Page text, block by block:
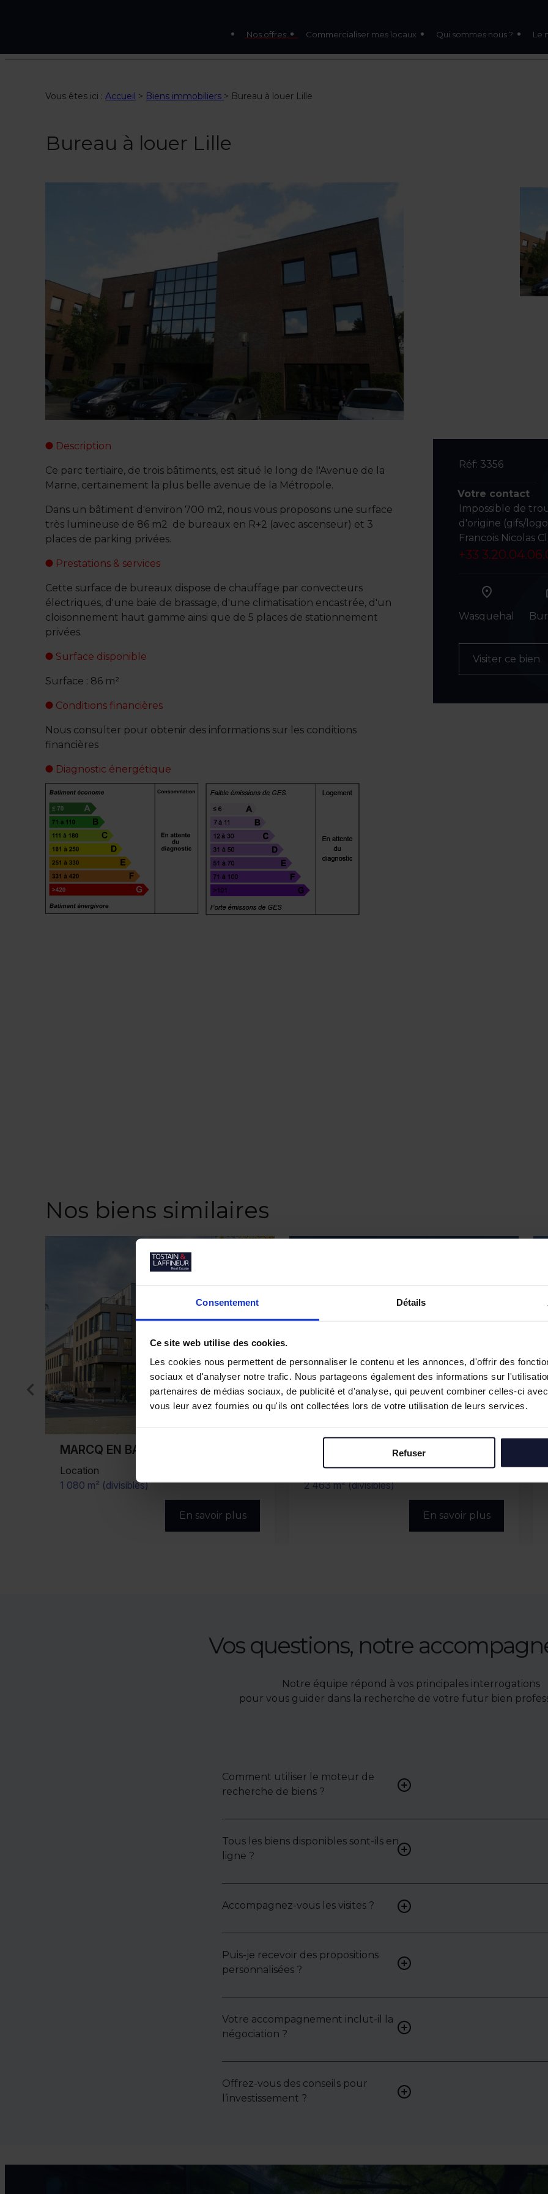
Consentement Détails
Ce site web utilise des cookies.
Les cookies nous permettent de personnaliser le contenu et les annonces, d'offrir des
sociaux et d'analyser notre trafic. Nous partageons également des informations sur
partenaires de médias sociaux, de publicité et d'analyse, qui peuvent combiner celles-ci
vous leur avez fournies ou qu'ils ont collectées lors de votre utilisation de leurs services.
Refuser
Nos offres Commercialiser mes locaux Qui sommes nous ? Le
Vous êtes ici :Accueil > Biens immobiliers > Bureau à louer Lille
Bureau à louer Lille
Description
Ce parc tertiaire, de trois bâtiments, est situé le long de l'Avenue de la
Marne, certainement la plus belle avenue de la Métropole.
Dans un bâtiment d'environ 700 m2, nous vous proposons une surface
très lumineuse de 86 m2 de bureaux en R+2 (avec ascenseur) et 3
places de parking privées.
Prestations & services
Cette surface de bureaux dispose de chauffage par convecteurs
électriques, d'une baie de brassage, d'une climatisation encastrée, d'un
cloisonnement haut gamme ainsi que de 5 places de stationnement
privées.
Surface disponible
Surface : 86 m²
Conditions financières
Nous consulter pour obtenir des informations sur les conditions
financières
Diagnostic énergétique
Réf: 3356
Votre contact
Impossible de
d'origine (gifs/
Francois Nicolas
+33
Wasquehal
Visiter ce bien
Nos biens similaires
MARCQ EN BAROEUL
Vente/Location
2 463 m² (divisibles)
En savoir plus
Location
545 m² (divisibles)
En savoir plus
Vos questions, notre
Notre équipe répond à vos principales interrogations
pour vous guider dans la recherche de votre futur bien
Comment utiliser le moteur de
recherche de biens ?
Renseignez vos critères
une liste de biens ciblés.
Tous les biens disponibles sont-ils en
ligne ?
Non. Certains biens sont
: contactez-nous pour y
Accompagnez-vous les visites ?
Oui, nous organisons les
mettons en lumière ses
Puis-je recevoir des propositions
personnalisées ?
Bien sûr. Nos consultants
selon vos attentes et votre
Votre accompagnement inclut-il la
négociation ?
Oui, nous intervenons
bail ou les conditions de
Offrez-vous des conseils pour
l’investissement ?
Absolument. Nous